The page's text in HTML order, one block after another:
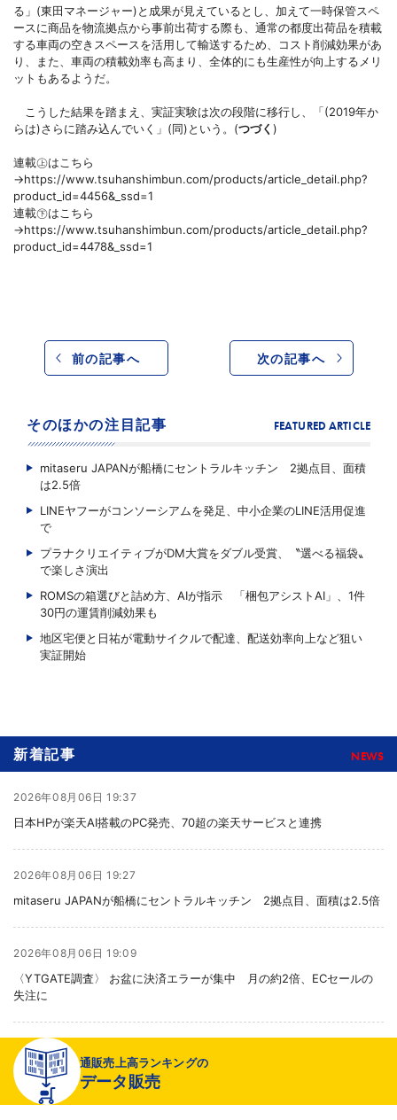
る」(東田マネージャー)と成果が見えているとし、加えて一時保管スペ
ースに商品を物流拠点から事前出荷する際も、通常の都度出荷品を積載
する車両の空きスペースを活用して輸送するため、コスト削減効果があ
り、また、車両の積載効率も高まり、全体的にも生産性が向上するメリ
ットもあるようだ。
こうした結果を踏まえ、実証実験は次の段階に移行し、「(2019年か
らは)さらに踏み込んでいく」(同)という。(つづく )
連載㊤はこちら
→https://www.tsuhanshimbun.com/products/article_detail.php?
product_id=4456&_ssd=1
連載㊦はこちら
→https://www.tsuhanshimbun.com/products/article_detail.php?
product_id=4478&_ssd=1
前の記事へ 次の記事へ
そのほかの注目記事 FEATURED ARTICLE
mitaseru JAPANが船橋にセントラルキッチン 2拠点目、面積
は2.5倍
LINEヤフーがコンソーシアムを発足、中小企業のLINE活用促進
で
プラナクリエイティブがDM大賞をダブル受賞、〝選べる福袋〟
で楽しさ演出
ROMSの箱選びと詰め方、AIが指示 「梱包アシストAI」、1件
30円の運賃削減効果も
地区宅便と日祐が電動サイクルで配達、配送効率向上など狙い
実証開始
新着記事 NEWS
2026年08月06日 19:37
日本HPが楽天AI搭載のPC発売、70超の楽天サービスと連携
2026年08月06日 19:27
mitaseru JAPANが船橋にセントラルキッチン 2拠点目、面積は2.5倍
2026年08月06日 19:09
〈YTGATE調査〉 お盆に決済エラーが集中 月の約2倍、ECセールの
失注に
2026年08月06日 19:01
〈注目企業のEC戦略〉 イズミセが豊富な品揃えで差別化、酒類ECでモ
ール軸に50店展開
通販売上高ランキングの
データ販売